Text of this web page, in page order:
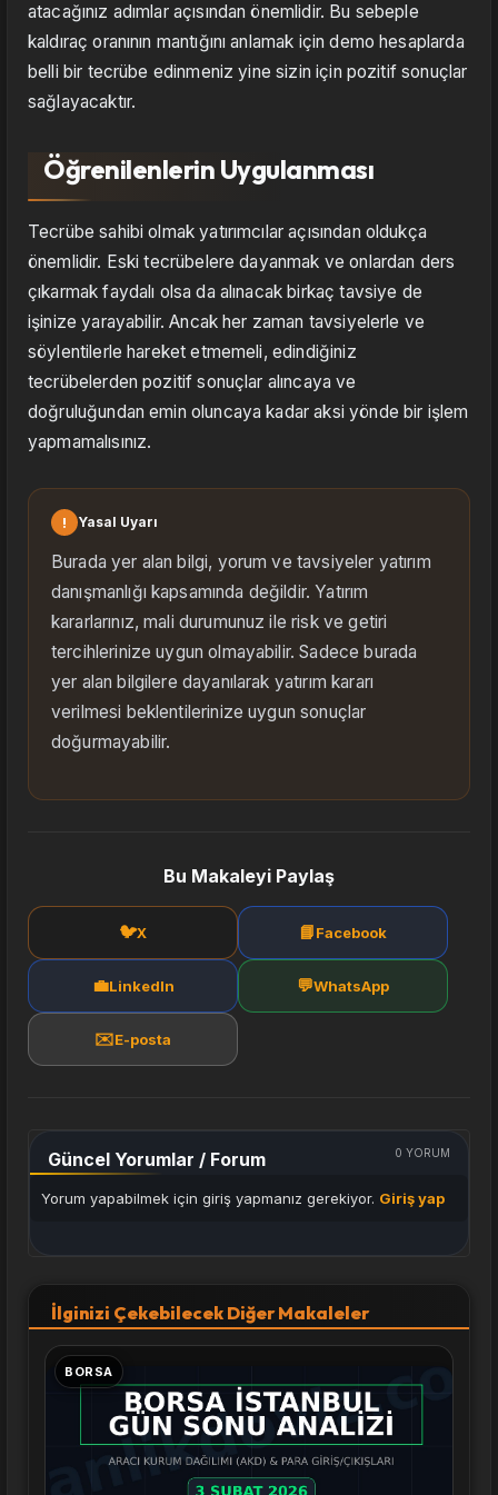
atacağınız adımlar açısından önemlidir. Bu sebeple
kaldıraç oranının mantığını anlamak için demo hesaplarda
belli bir tecrübe edinmeniz yine sizin için pozitif sonuçlar
sağlayacaktır.
Öğrenilenlerin Uygulanması
Tecrübe sahibi olmak yatırımcılar açısından oldukça
önemlidir. Eski tecrübelere dayanmak ve onlardan ders
çıkarmak faydalı olsa da alınacak birkaç tavsiye de
işinize yarayabilir. Ancak her zaman tavsiyelerle ve
söylentilerle hareket etmemeli, edindiğiniz
tecrübelerden pozitif sonuçlar alıncaya ve
doğruluğundan emin oluncaya kadar aksi yönde bir işlem
yapmamalısınız.
! Yasal Uyarı
Burada yer alan bilgi, yorum ve tavsiyeler yatırım
danışmanlığı kapsamında değildir. Yatırım
kararlarınız, mali durumunuz ile risk ve getiri
tercihlerinize uygun olmayabilir. Sadece burada
yer alan bilgilere dayanılarak yatırım kararı
verilmesi beklentilerinize uygun sonuçlar
doğurmayabilir.
Bu Makaleyi Paylaş
🐦X 📘Facebook
💼LinkedIn 💬WhatsApp
✉️E-posta
Güncel Yorumlar / Forum 0 YORUM
Yorum yapabilmek için giriş yapmanız gerekiyor. Giriş yap
İlginizi Çekebilecek Diğer Makaleler
BORSA